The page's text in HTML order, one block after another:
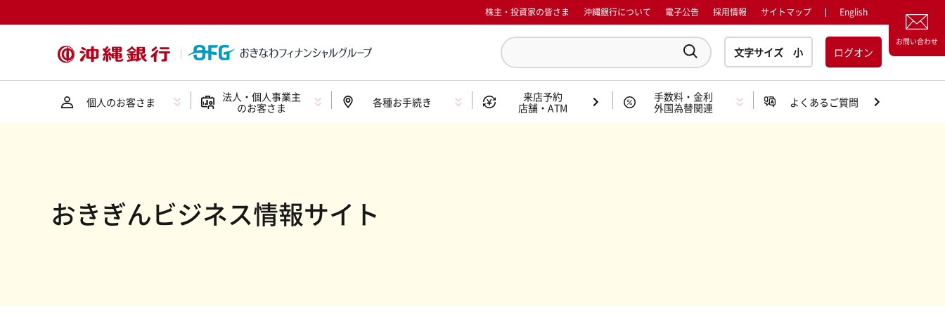
English
お問い合わせ
ログオン
個人のお客さま
法人・個人事業主
のお客さま
各種お手続き
来店予約
店舗・ATM
手数料・金利
外国為替関連
よくあるご質問
株主・投資家の皆さま 沖縄銀行について 電子公告 採用情報 サイトマップ
おきぎんビジネス情報サイト